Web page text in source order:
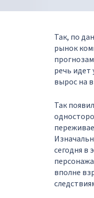
Так, по
рынок
речь идет
вырос на
Так
сегодня в
вполне